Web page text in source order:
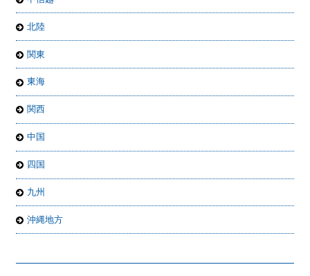
北陸
関東
東海
関西
中国
四国
九州
沖縄地方